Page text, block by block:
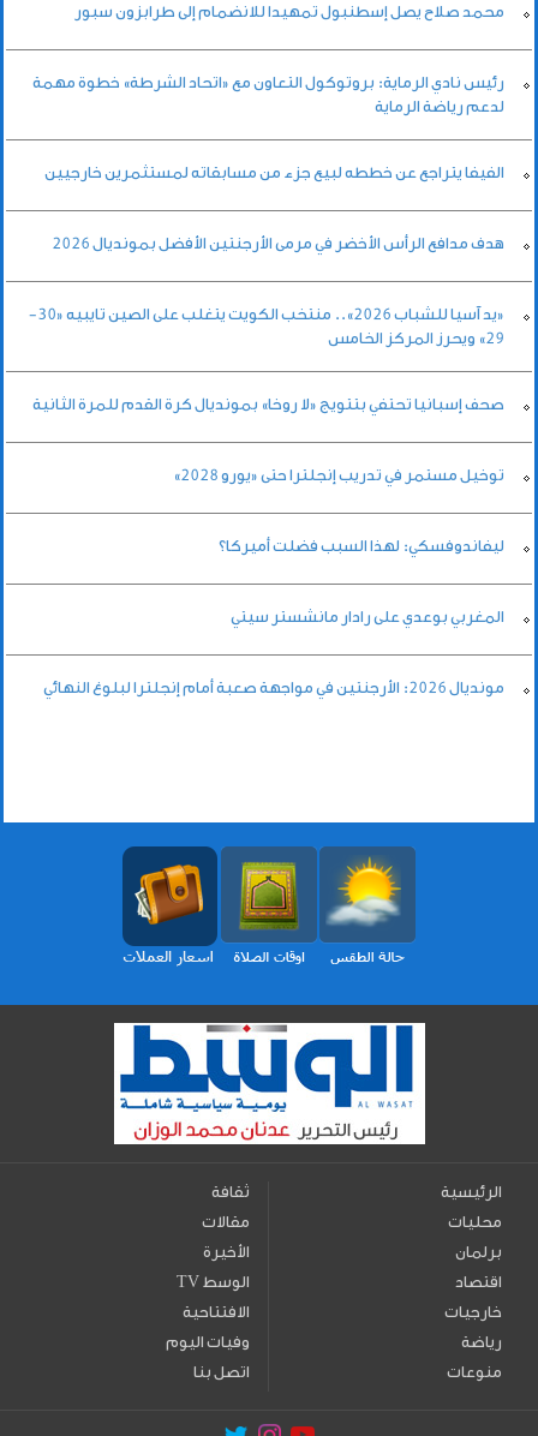
محمد صلاح يصل إسطنبول تمهيدا للانضمام إلى طرابزون سبور
رئيس نادي الرماية: بروتوكول التعاون مع «اتحاد الشرطة» خطوة مهمة
لدعم رياضة الرماية
الفيفا يتراجع عن خططه لبيع جزء من مسابقاته لمستثمرين خارجيين
هدف مدافع الرأس الأخضر في مرمى الأرجنتين الأفضل بمونديال 2026
«يد آسيا للشباب 2026».. منتخب الكويت يتغلب على الصين تايبيه «30-
29» ويحرز المركز الخامس
صحف إسبانيا تحتفي بتتويج «لا روخا» بمونديال كرة القدم للمرة الثانية
توخيل مستمر في تدريب إنجلترا حتى «يورو 2028»
ليفاندوفسكي: لهذا السبب فضلت أميركا؟
المغربي بوعدي على رادار مانشستر سيتي
مونديال 2026: الأرجنتين في مواجهة صعبة أمام إنجلترا لبلوغ النهائي
الرئيسية
محليات
برلمان
اقتصاد
خارجيات
رياضة
منوعات
ثقافة
مقالات
الأخيرة
TV الوسط
الافتتاحية
وفيات اليوم
اتصل بنا